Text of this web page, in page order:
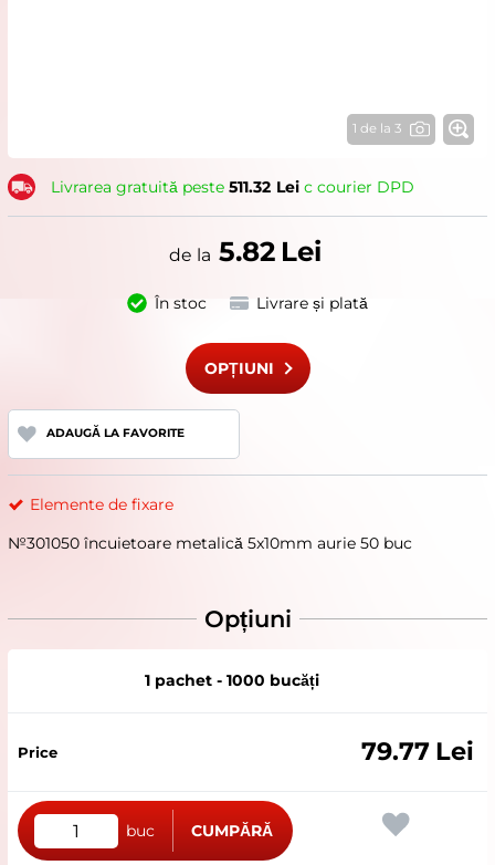
1 de la 3
Livrarea gratuită peste 511.32 Leiс courier DPD
5.82 Lei
În stoc Livrare și plată
OPȚIUNI
ADAUGĂ LA FAVORITE
Elemente de fixare
№301050 încuietoare metalică 5x10mm aurie 50 buc
Opțiuni
1 pachet - 1000 bucăți
79.77 Lei
buc CUMPĂRĂ